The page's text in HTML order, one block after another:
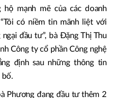
mạnh mẽ của các doanh
có niềm tin mãnh liệt với
đầu tư”, bà Đặng Thị Thu
Công ty cổ phần Công nghệ
định sau những thông tin
bố.
Phương đang đầu tư thêm 2